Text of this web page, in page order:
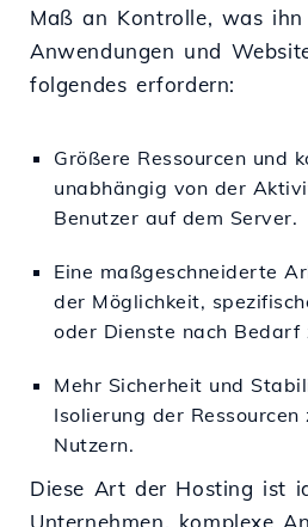
Maß an Kontrolle, was
Anwendungen und
folgendes erfordern:
Größere Ressourcen und
unabhängig von der
Benutzer auf dem Server.
Eine maßgeschneiderte
der Möglichkeit,
oder Dienste nach Bedarf
Mehr Sicherheit und
Isolierung der Ressourcen
Nutzern.
Diese Art der Hosting ist
Unternehmen, komplexe